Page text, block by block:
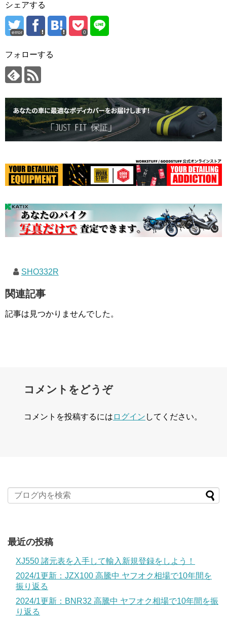
シェアする
error 0
フォローする
SHO332R
関連記事
記事は見つかりませんでした。
コメントをどうぞ
コメントを投稿するには ログイン してください。
最近の投稿
XJ550 諸元表を入手して輸入新規登録をしよう！
2024/1更新：JZX100 高騰中 ヤフオク相場で10年間を
振り返る
2024/1更新：BNR32 高騰中 ヤフオク相場で10年間を振
り返る